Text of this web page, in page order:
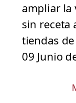
ampliar la
sin receta
tiendas
09 Junio